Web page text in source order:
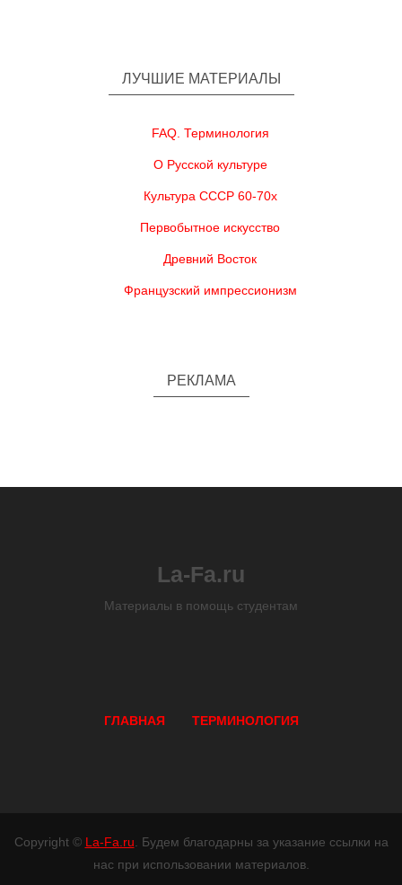
ЛУЧШИЕ МАТЕРИАЛЫ
FAQ. Терминология
О Русской культуре
Культура СССР 60-70х
Первобытное искусство
Древний Восток
Французский импрессионизм
РЕКЛАМА
La-Fa.ru
Материалы в помощь студентам
ГЛАВНАЯ ТЕРМИНОЛОГИЯ
Copyright © La-Fa.ru . Будем благодарны за указание ссылки на
нас при использовании материалов.